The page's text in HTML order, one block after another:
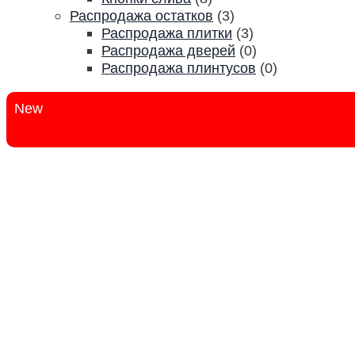
Распродажа остатков (3)
Распродажа плитки (3)
Распродажа дверей (0)
Распродажа плинтусов (0)
New